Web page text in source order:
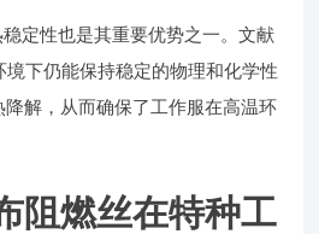
定性也是其重要优势之一。文献
境下仍能保持稳定的物理和化学性
解，从而确保了工作服在高温环
阻燃丝在特种工